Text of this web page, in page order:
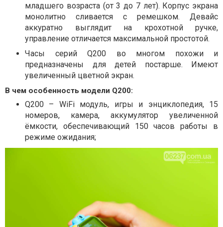
младшего возраста (от 3 до 7 лет). Корпус экрана
монолитно сливается с ремешком. Девайс
аккуратно выглядит на крохотной ручке,
управление отличается максимальной простотой.
Часы серий Q200 во многом похожи и
предназначены для детей постарше. Имеют
увеличенный цветной экран.
В чем особенность модели Q200:
Q200 – WiFi модуль, игры и энциклопедия, 15
номеров, камера, аккумулятор увеличенной
ёмкости, обеспечивающий 150 часов работы в
режиме ожидания;